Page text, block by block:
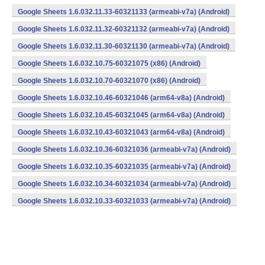
Google Sheets 1.6.032.11.33-60321133 (armeabi-v7a) (Android)
Google Sheets 1.6.032.11.32-60321132 (armeabi-v7a) (Android)
Google Sheets 1.6.032.11.30-60321130 (armeabi-v7a) (Android)
Google Sheets 1.6.032.10.75-60321075 (x86) (Android)
Google Sheets 1.6.032.10.70-60321070 (x86) (Android)
Google Sheets 1.6.032.10.46-60321046 (arm64-v8a) (Android)
Google Sheets 1.6.032.10.45-60321045 (arm64-v8a) (Android)
Google Sheets 1.6.032.10.43-60321043 (arm64-v8a) (Android)
Google Sheets 1.6.032.10.36-60321036 (armeabi-v7a) (Android)
Google Sheets 1.6.032.10.35-60321035 (armeabi-v7a) (Android)
Google Sheets 1.6.032.10.34-60321034 (armeabi-v7a) (Android)
Google Sheets 1.6.032.10.33-60321033 (armeabi-v7a) (Android)